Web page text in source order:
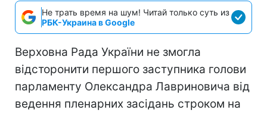
Не трать время на шум! Читай только суть из
РБК-Украина в Google
Верховна Рада України не змогла
відсторонити першого заступника голови
парламенту Олександра Лавриновича від
ведення пленарних засідань строком на